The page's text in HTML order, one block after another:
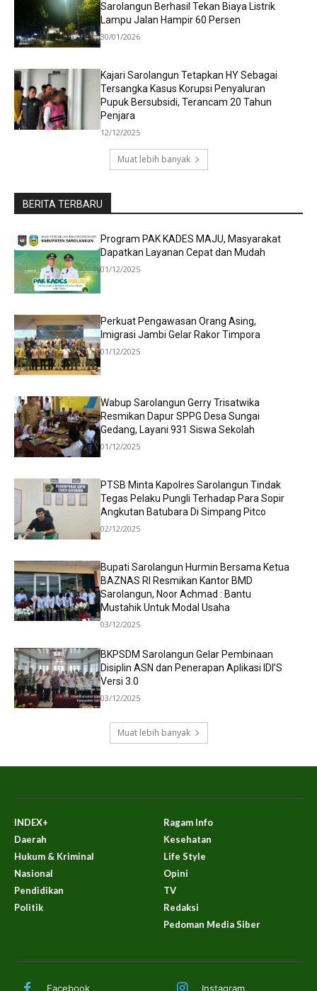
Sarolangun Berhasil Tekan Biaya Listrik
Lampu Jalan Hampir 60 Persen
30/01/2026
Kajari Sarolangun Tetapkan HY Sebagai
Tersangka Kasus Korupsi Penyaluran
Pupuk Bersubsidi, Terancam 20 Tahun
Penjara
12/12/2025
Muat lebih banyak
BERITA TERBARU
Program PAK KADES MAJU, Masyarakat
Dapatkan Layanan Cepat dan Mudah
01/12/2025
Perkuat Pengawasan Orang Asing,
Imigrasi Jambi Gelar Rakor Timpora
01/12/2025
Wabup Sarolangun Gerry Trisatwika
Resmikan Dapur SPPG Desa Sungai
Gedang, Layani 931 Siswa Sekolah
01/12/2025
PTSB Minta Kapolres Sarolangun Tindak
Tegas Pelaku Pungli Terhadap Para Sopir
Angkutan Batubara Di Simpang Pitco
02/12/2025
Bupati Sarolangun Hurmin Bersama Ketua
BAZNAS RI Resmikan Kantor BMD
Sarolangun, Noor Achmad : Bantu
Mustahik Untuk Modal Usaha
03/12/2025
BKPSDM Sarolangun Gelar Pembinaan
Disiplin ASN dan Penerapan Aplikasi IDI’S
Versi 3.0
03/12/2025
Muat lebih banyak
INDEX+
Daerah
Hukum & Kriminal
Nasional
Pendidikan
Politik
Ragam Info
Kesehatan
Life Style
Opini
TV
Redaksi
Pedoman Media Siber
Facebook Instagram